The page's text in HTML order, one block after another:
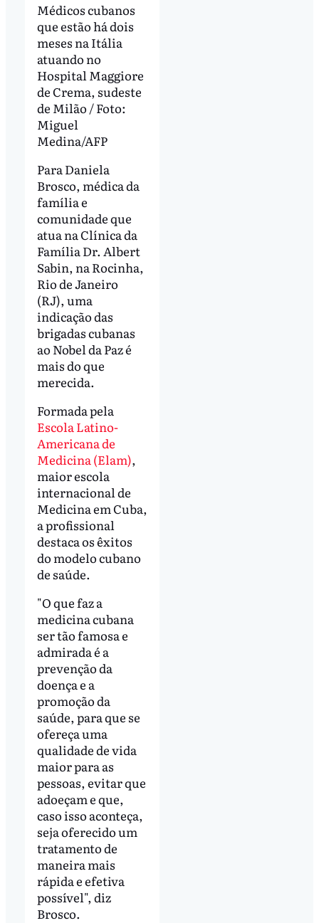
Médicos cubanos
que estão há dois
meses na Itália
atuando no
Hospital Maggiore
de Crema, sudeste
de Milão / Foto:
Miguel
Medina/AFP
Para Daniela
Brosco, médica da
família e
comunidade que
atua na Clínica da
Família Dr. Albert
Sabin, na Rocinha,
Rio de Janeiro
(RJ), uma
indicação das
brigadas cubanas
ao Nobel da Paz é
mais do que
merecida.
Formada pela
Escola Latino-
Americana de
Medicina (Elam),
maior escola
internacional de
Medicina em Cuba,
a profissional
destaca os êxitos
do modelo cubano
de saúde.
"O que faz a
medicina cubana
ser tão famosa e
admirada é a
prevenção da
doença e a
promoção da
saúde, para que se
ofereça uma
qualidade de vida
maior para as
pessoas, evitar que
adoeçam e que,
caso isso aconteça,
seja oferecido um
tratamento de
maneira mais
rápida e efetiva
possível", diz
Brosco.